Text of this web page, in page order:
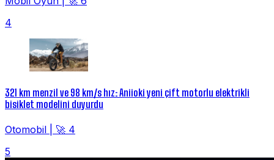
4
321 km menzil ve 98 km/s hız: Aniioki yeni çift motorlu elektrikli
bisiklet modelini duyurdu
Otomobil
🚀 4
5